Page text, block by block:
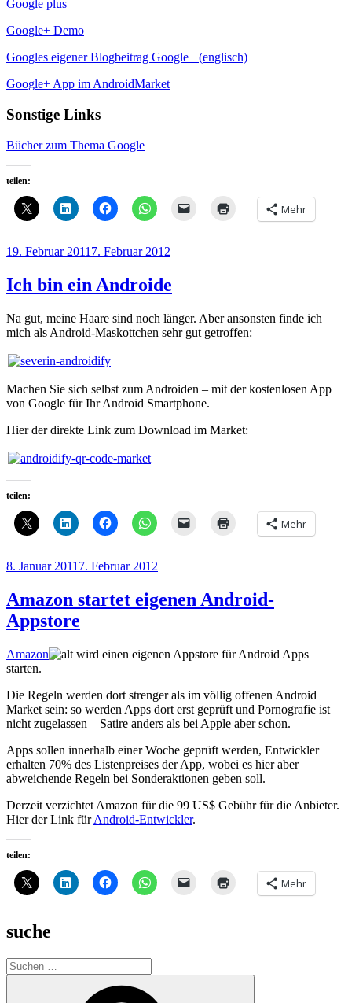
Google plus
Google+ Demo
Googles eigener Blogbeitrag Google+ (englisch)
Google+ App im AndroidMarket
Sonstige Links
Bücher zum Thema Google
teilen:
Mehr
Veröffentlicht
19. Februar 2011 7. Februar 2012
Ich bin ein Androide
Na gut, meine Haare sind noch länger. Aber ansonsten finde ich
mich als Android-Maskottchen sehr gut getroffen:
Machen Sie sich selbst zum Androiden – mit der kostenlosen App
von Google für Ihr Android Smartphone.
Hier der direkte Link zum Download im Market:
teilen:
Mehr
Veröffentlicht
8. Januar 2011 7. Februar 2012
Amazon startet eigenen Android-
Appstore
Amazon
wird einen eigenen Appstore für Android Apps
starten.
Die Regeln werden dort strenger als im völlig offenen Android
Market sein: so werden Apps dort erst geprüft und Pornografie ist
nicht zugelassen – Satire anders als bei Apple aber schon.
Apps sollen innerhalb einer Woche geprüft werden, Entwickler
erhalten 70% des Listenpreises der App, wobei es hier aber
abweichende Regeln bei Sonderaktionen geben soll.
Derzeit verzichtet Amazon für die 99 US$ Gebühr für die Anbieter.
Hier der Link fürAndroid-Entwickler.
teilen:
Mehr
suche
Suche
nach: